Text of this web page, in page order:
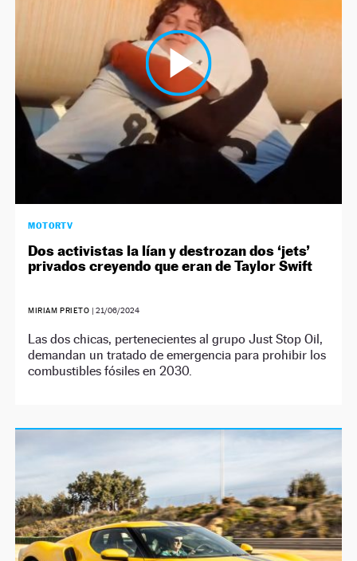
MOTORTV
Dos activistas la lían y destrozan dos ‘jets’
privados creyendo que eran de Taylor Swift
MIRIAM PRIETO | 21/06/2024
Las dos chicas, pertenecientes al grupo Just Stop Oil,
demandan un tratado de emergencia para prohibir los
combustibles fósiles en 2030.